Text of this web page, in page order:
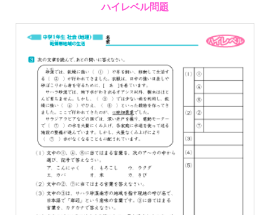
ハイレベル問題